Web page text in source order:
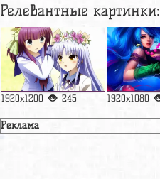
Релевантные картинки:
1920x1200 245 1920x1080
Реклама